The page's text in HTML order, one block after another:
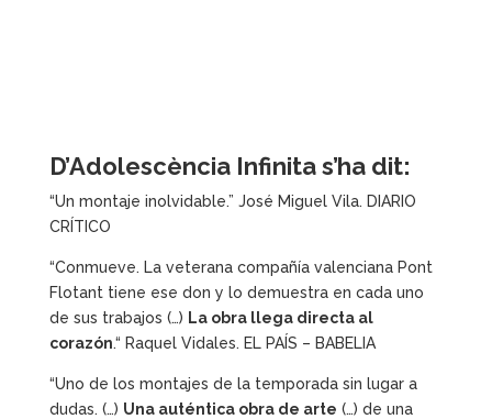
D’Adolescència Infinita s’ha dit:
“Un montaje inolvidable.” José Miguel Vila. DIARIO
CRÍTICO
“Conmueve. La veterana compañía valenciana Pont
Flotant tiene ese don y lo demuestra en cada uno
de sus trabajos (…) La obra llega directa al
corazón.“ Raquel Vidales. EL PAÍS – BABELIA
“Uno de los montajes de la temporada sin lugar a
dudas. (…) Una auténtica obra de arte (…) de una